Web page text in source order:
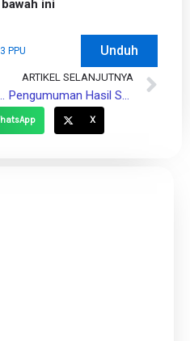
ini
PPU Unduh
dan Apresiasi Karya Murid
ARTIKEL SELANJUTNYA
Pengumuman Hasil Seleksi Penerimaan Murid Baru (SPMB) Tahap 2 SMAN 3 Penajam Paser Utara Tahun Ajaran 2026/2027
X